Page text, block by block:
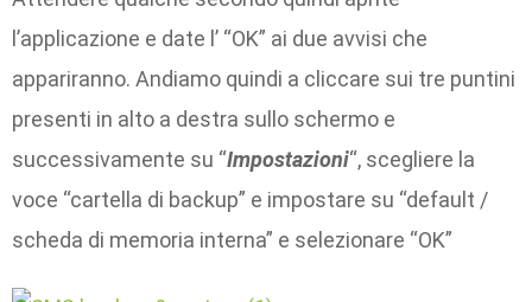
l’applicazione e date l’ “OK” ai due avvisi che
appariranno. Andiamo quindi a cliccare sui tre puntini
presenti in alto a destra sullo schermo e
successivamente su “Impostazioni“, scegliere la
voce “cartella di backup” e impostare su “default /
scheda di memoria interna” e selezionare “OK”